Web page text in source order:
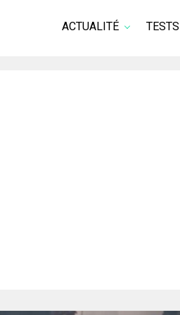
ACTUALITÉ TESTS